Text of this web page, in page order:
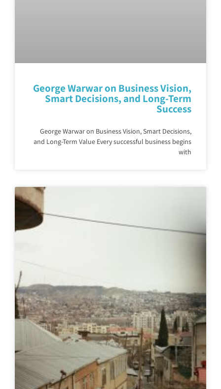
George Warwar on Business Vision,
Smart Decisions, and Long-Term
Success
George Warwar on Business Vision, Smart Decisions,
and Long-Term Value Every successful business begins
with